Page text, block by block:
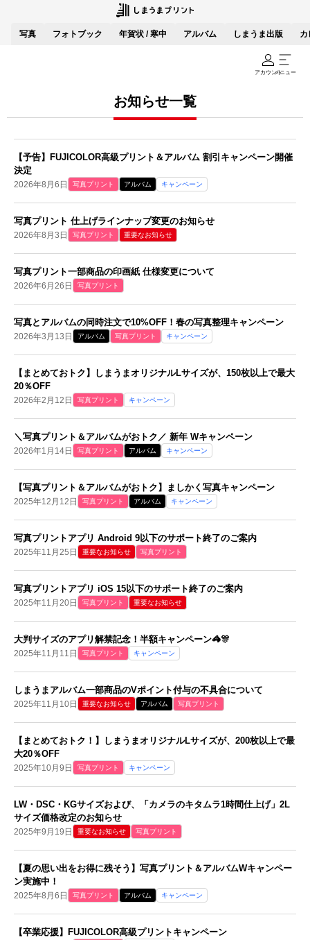
写真 フォトブック 年賀状 / 寒中 アルバム しまうま出版 カ
アカウントメニュー
お知らせ一覧
【予告】FUJICOLOR高級プリント＆アルバム 割引キャンペーン開催
決定
2026年8月6日 写真プリント アルバム キャンペーン
写真プリント 仕上げラインナップ変更のお知らせ
2026年8月3日 写真プリント 重要なお知らせ
写真プリント一部商品の印画紙 仕様変更について
2026年6月26日 写真プリント
写真とアルバムの同時注文で10%OFF！春の写真整理キャンペーン
2026年3月13日 アルバム 写真プリント キャンペーン
【まとめておトク】しまうまオリジナルLサイズが、150枚以上で最大
20％OFF
2026年2月12日 写真プリント キャンペーン
＼写真プリント＆アルバムがおトク／ 新年 Wキャンペーン
2026年1月14日 写真プリント アルバム キャンペーン
【写真プリント＆アルバムがおトク】ましかく写真キャンペーン
2025年12月12日 写真プリント アルバム キャンペーン
写真プリントアプリ Android 9以下のサポート終了のご案内
2025年11月25日 重要なお知らせ 写真プリント
写真プリントアプリ iOS 15以下のサポート終了のご案内
2025年11月20日 写真プリント 重要なお知らせ
大判サイズのアプリ解禁記念！半額キャンペーン🦓🎊
2025年11月11日 写真プリント キャンペーン
しまうまアルバム一部商品のVポイント付与の不具合について
2025年11月10日 重要なお知らせ アルバム 写真プリント
【まとめておトク！】しまうまオリジナルLサイズが、200枚以上で最
大20％OFF
2025年10月9日 写真プリント キャンペーン
LW・DSC・KGサイズおよび、「カメラのキタムラ1時間仕上げ」2L
サイズ価格改定のお知らせ
2025年9月19日 重要なお知らせ 写真プリント
【夏の思い出をお得に残そう】写真プリント＆アルバムWキャンペー
ン実施中！
2025年8月6日 写真プリント アルバム キャンペーン
【卒業応援】FUJICOLOR高級プリントキャンペーン